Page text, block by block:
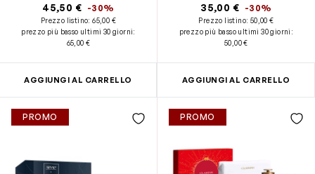
45,50 € -30%
Prezzo listino:65,00 €
prezzo più basso ultimi 30 giorni:
65,00 €
AGGIUNGI AL CARRELLO
35,00 € -30%
Prezzo listino: 50,00 €
prezzo più basso ultimi 30 giorni :
50,00 €
AGGIUNGI AL CARRELLO
PROMO PROMO